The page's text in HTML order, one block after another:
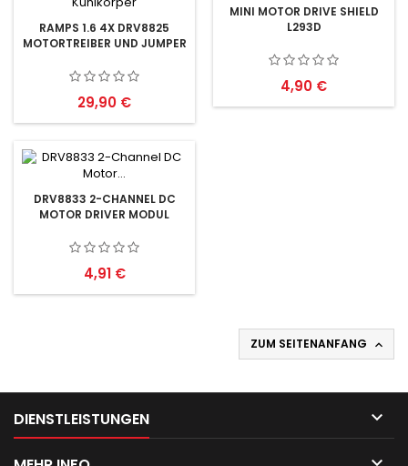
RAMPS 1.6 4X DRV8825
MOTORTREIBER UND JUMPER
Preis
29,90 €
MINI MOTOR DRIVE SHIELD
L293D
Preis
4,90 €
DRV8833 2-CHANNEL DC
MOTOR DRIVER MODUL
Preis
4,91 €
ZUM SEITENANFANG 
DIENSTLEISTUNGEN 